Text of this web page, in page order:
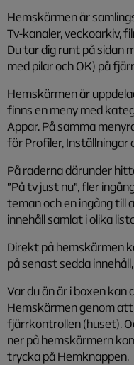
Hemskärmen är
Tv-kanaler, veckoarkiv,
Du tar dig runt på sidan
med pilar och OK) på
Hemskärmen är
finns en meny med
Appar. På samma
för Profiler, Inställningar
På raderna därunder
”På tv just nu”, fler
teman och en ingång till
innehåll samlat i olika
Direkt på hemskärmen
på senast sedda
Var du än är i boxen
Hemskärmen genom
fjärrkontrollen (huset).
ner på hemskärmern
trycka på Hemknappen.